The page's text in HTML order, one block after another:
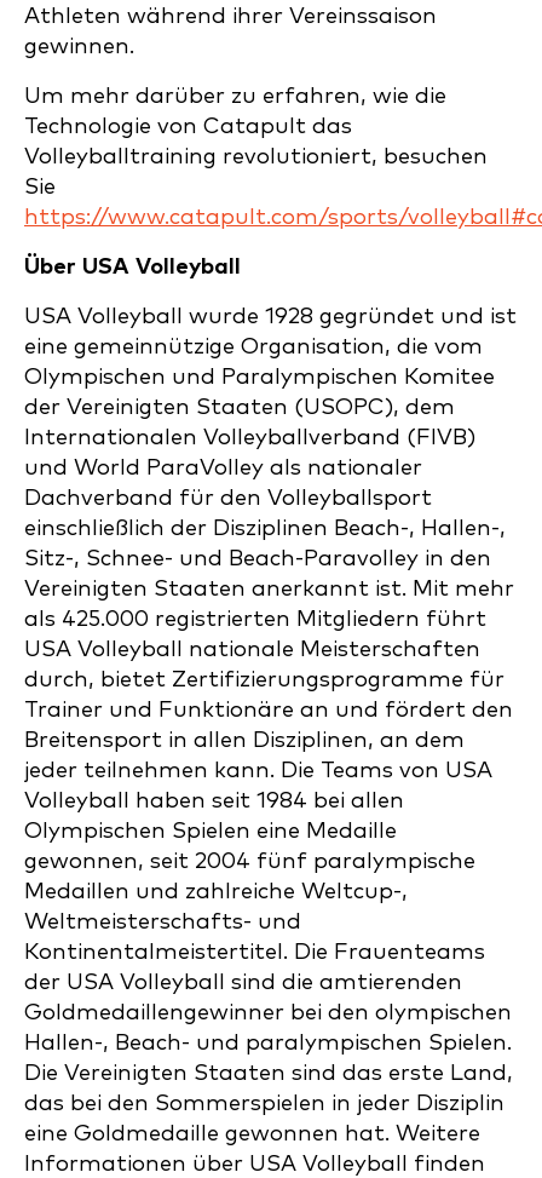
Athleten während ihrer Vereinssaison
gewinnen.
Um mehr darüber zu erfahren, wie die
Technologie von Catapult das
Volleyballtraining revolutioniert, besuchen
Sie
https://www.catapult.com/sports/
Über USA Volleyball
USA Volleyball wurde 1928 gegründet und ist
eine gemeinnützige Organisation, die vom
Olympischen und Paralympischen Komitee
der Vereinigten Staaten (USOPC), dem
Internationalen Volleyballverband (FIVB)
und World ParaVolley als nationaler
Dachverband für den Volleyballsport
einschließlich der Disziplinen Beach-, Hallen-,
Sitz-, Schnee- und Beach-Paravolley in den
Vereinigten Staaten anerkannt ist. Mit mehr
als 425.000 registrierten Mitgliedern führt
USA Volleyball nationale Meisterschaften
durch, bietet Zertifizierungsprogramme für
Trainer und Funktionäre an und fördert den
Breitensport in allen Disziplinen, an dem
jeder teilnehmen kann. Die Teams von USA
Volleyball haben seit 1984 bei allen
Olympischen Spielen eine Medaille
gewonnen, seit 2004 fünf paralympische
Medaillen und zahlreiche Weltcup-,
Weltmeisterschafts- und
Kontinentalmeistertitel. Die Frauenteams
der USA Volleyball sind die amtierenden
Goldmedaillengewinner bei den olympischen
Hallen-, Beach- und paralympischen Spielen.
Die Vereinigten Staaten sind das erste Land,
das bei den Sommerspielen in jeder Disziplin
eine Goldmedaille gewonnen hat. Weitere
Informationen über USA Volleyball finden